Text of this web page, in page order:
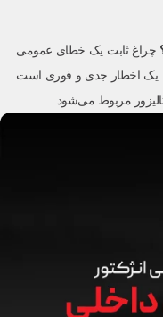
چراغ ثابت یک خطای عمومی
یک اخطار جدی و فوری است
مربوط می‌شود.